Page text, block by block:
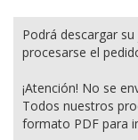
Podrá descargar
procesarse el
¡Atención! No se
Todos nuestros
formato PDF para